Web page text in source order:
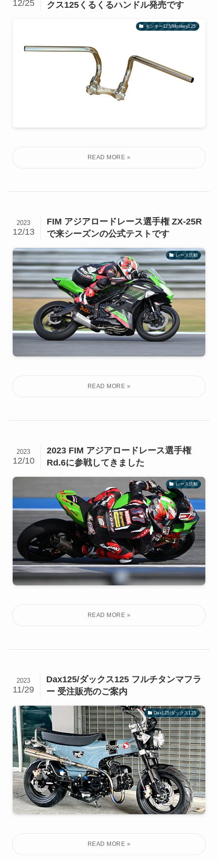
クス125くるくるハンドル発売です
12/25
モンキー125/Monkey125
FIM アジアロードレース選手権 ZX-25R
で来シーズンの公式テストです
2023
12/13
レース活動
2023 FIM アジアロードレース選手権
Rd.6に参戦してきました
2023
12/10
レース活動
Dax125/ダックス125 フルチタンマフラ
ー 受注販売のご案内
2023
11/29
Dax125/ダックス125